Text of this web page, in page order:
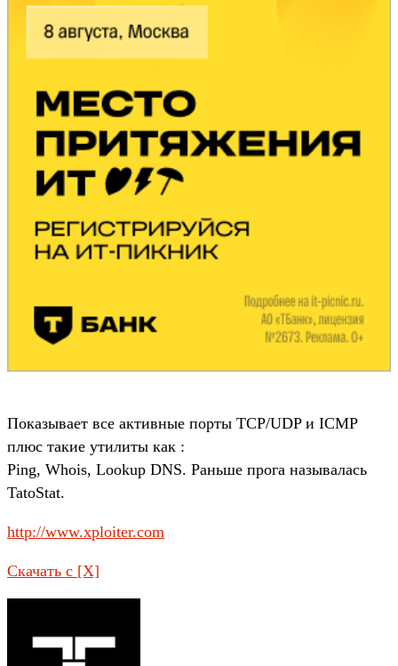
Показывает все активные порты TCP/UDP и ICMP
плюс такие утилиты как :
Ping, Whois, Lookup DNS. Раньше прога называлась
TatoStat.
http://www.xploiter.com
Скачать с [X]